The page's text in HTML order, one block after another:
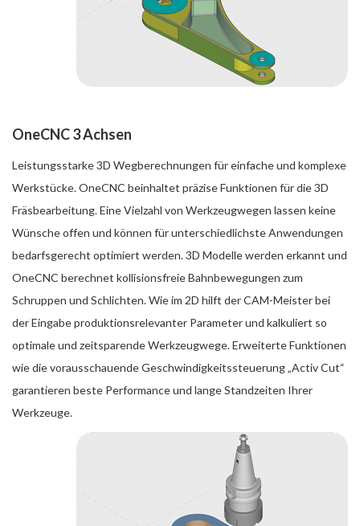
OneCNC 3 Achsen
Leistungsstarke 3D Wegberechnungen für einfache und komplexe
Werkstücke. OneCNC beinhaltet präzise Funktionen für die 3D
Fräsbearbeitung. Eine Vielzahl von Werkzeugwegen lassen keine
Wünsche offen und können für unterschiedlichste Anwendungen
bedarfsgerecht optimiert werden. 3D Modelle werden erkannt und
OneCNC berechnet kollisionsfreie Bahnbewegungen zum
Schruppen und Schlichten. Wie im 2D hilft der CAM-Meister bei
der Eingabe produktionsrelevanter Parameter und kalkuliert so
optimale und zeitsparende Werkzeugwege. Erweiterte Funktionen
wie die vorausschauende Geschwindigkeitssteuerung „Activ Cut“
garantieren beste Performance und lange Standzeiten Ihrer
Werkzeuge.